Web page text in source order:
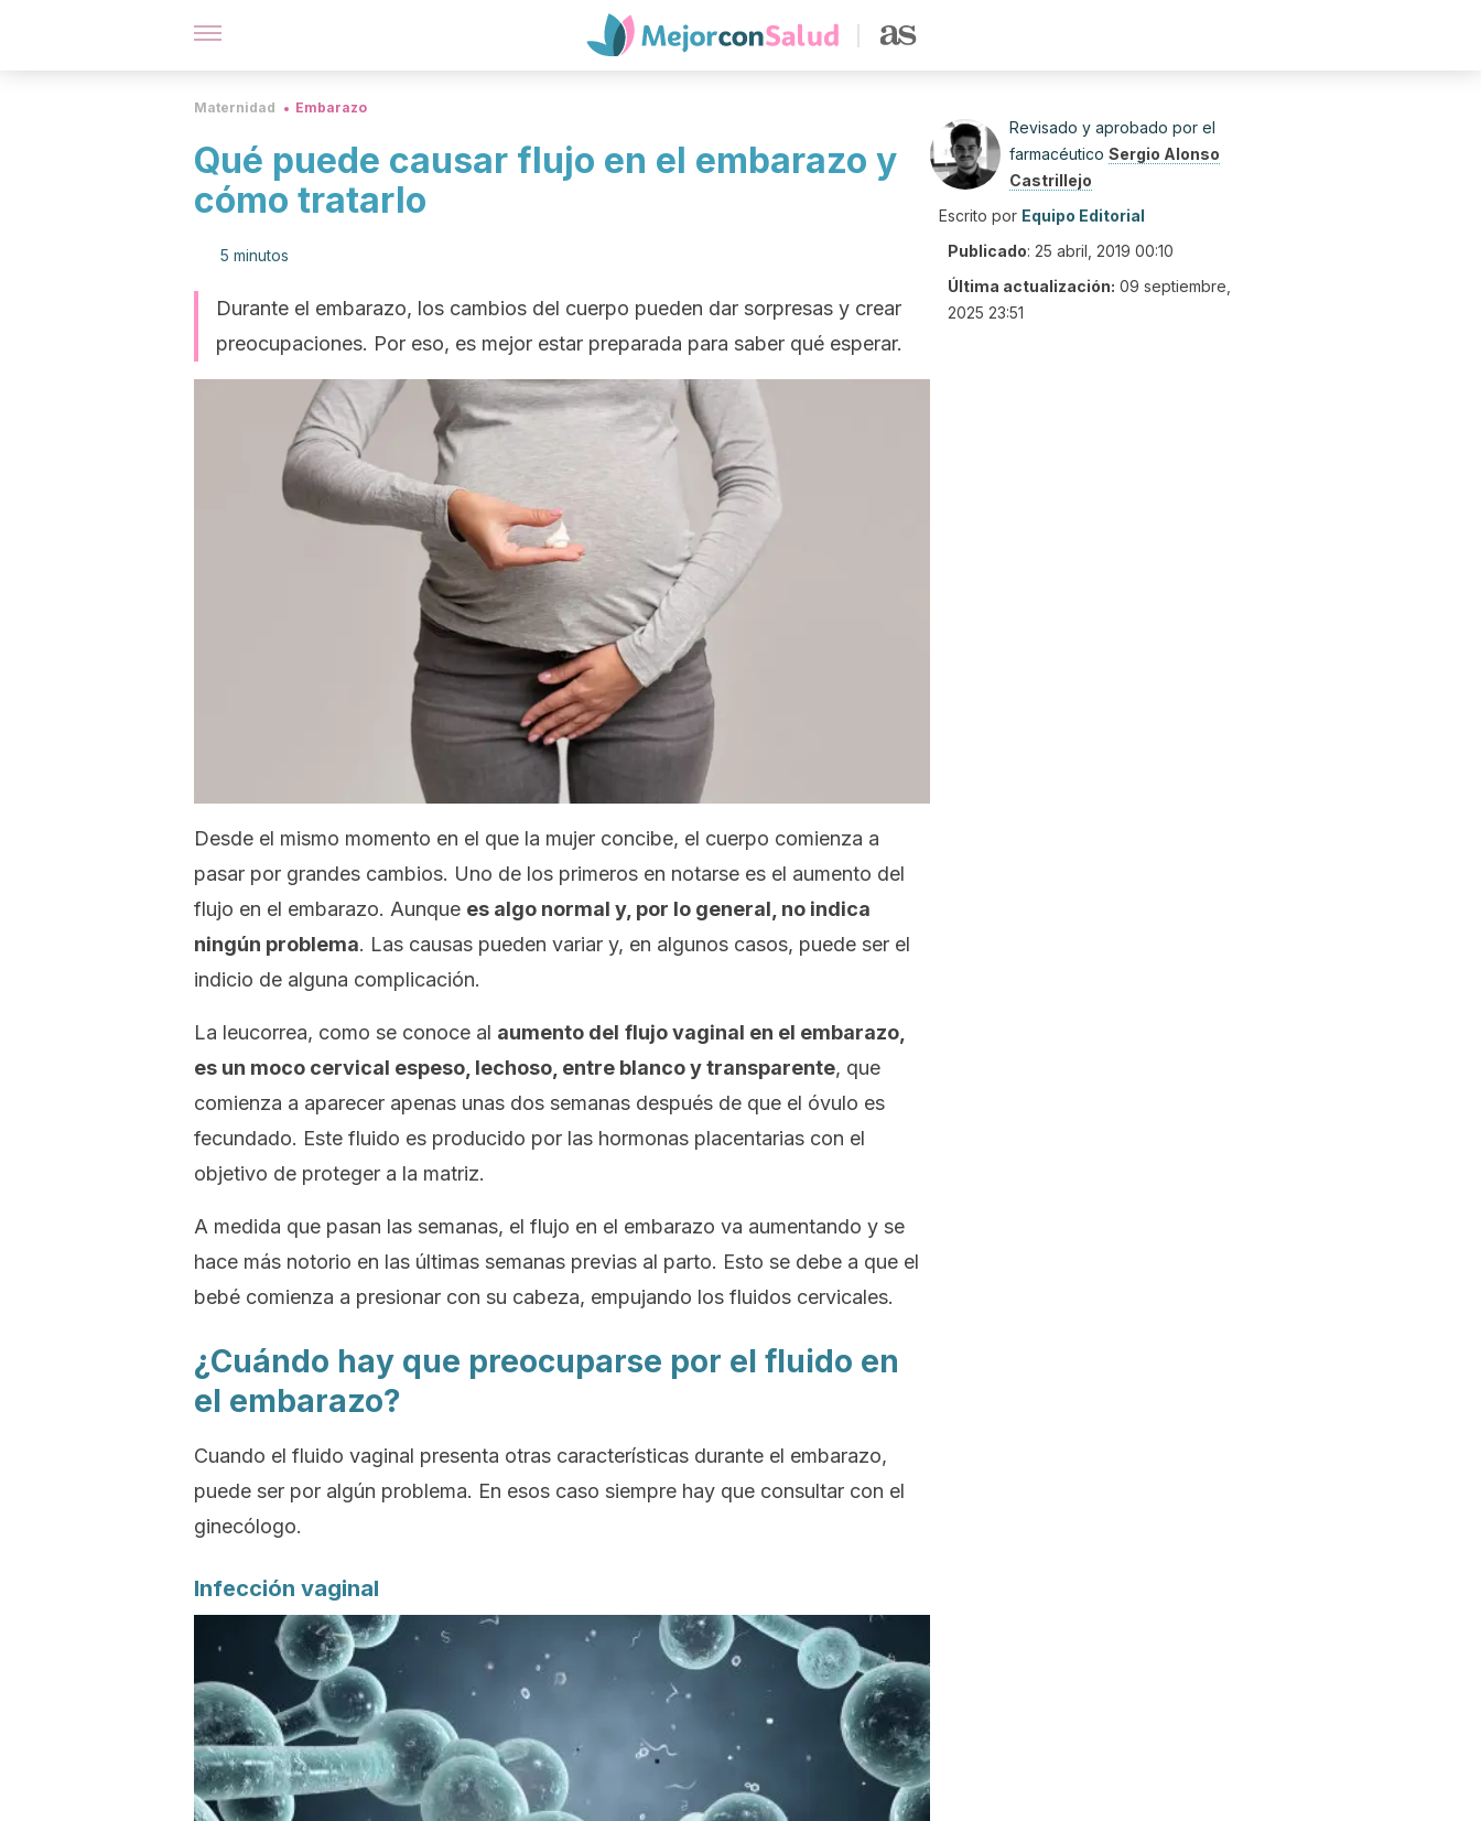
Maternidad Embarazo
Qué puede causar flujo en el embarazo y
cómo tratarlo
5 minutos
Durante el embarazo, los cambios del cuerpo pueden dar sorpresas y crear
preocupaciones. Por eso, es mejor estar preparada para saber qué esperar.
Desde el mismo momento en el que la mujer concibe, el cuerpo comienza a
pasar por grandes cambios. Uno de los primeros en notarse es el aumento del
flujo en el embarazo. Aunque es algo normal y, por lo general, no indica
ningún problema. Las causas pueden variar y, en algunos casos, puede ser el
indicio de alguna complicación.
La leucorrea, como se conoce al aumento del flujo vaginal en el embarazo,
es un moco cervical espeso, lechoso, entre blanco y transparente, que
comienza a aparecer apenas unas dos semanas después de que el óvulo es
fecundado. Este fluido es producido por las hormonas placentarias con el
objetivo de proteger a la matriz.
A medida que pasan las semanas, el flujo en el embarazo va aumentando y se
hace más notorio en las últimas semanas previas al parto. Esto se debe a que el
bebé comienza a presionar con su cabeza, empujando los fluidos cervicales.
¿Cuándo hay que preocuparse por el fluido en
el embarazo?
Cuando el fluido vaginal presenta otras características durante el embarazo,
puede ser por algún problema. En esos caso siempre hay que consultar con el
ginecólogo.
Infección vaginal
Revisado y aprobado por el
farmacéutico Sergio Alonso
Castrillejo
Escrito por Equipo Editorial
Publicado: 25 abril, 2019 00:10
Última actualización: 09 septiembre,
2025 23:51